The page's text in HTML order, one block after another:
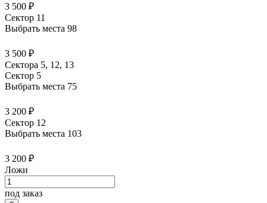
3 500 ₽
Сектор 11
Выбрать места 98
3 500 ₽
Сектора 5, 12, 13
Сектор 5
Выбрать места 75
3 200 ₽
Сектор 12
Выбрать места 103
3 200 ₽
Ложи
под заказ